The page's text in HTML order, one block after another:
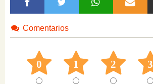
Comentarios
0 1 2 3